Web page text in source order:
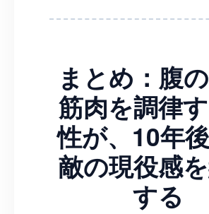
まとめ：腹
筋肉を調律
性が、10年
敵の現役感
する